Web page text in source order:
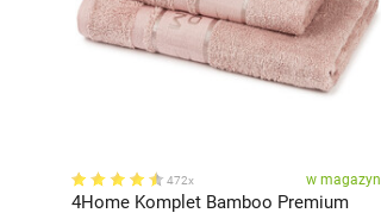
472x w
4Home Komplet Bamboo Premium